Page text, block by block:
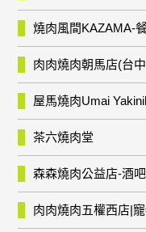
燒肉風間KAZAMA-
肉肉燒肉朝馬店(台
屋馬燒肉Umai
茶六燒肉堂
森森燒肉公益店-酒
肉肉燒肉五權西店|